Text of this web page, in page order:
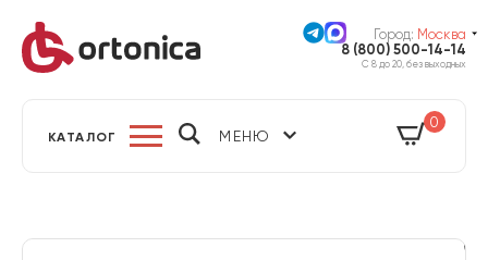
Город: Москва
8 (800) 500-14-14
С 8 до 20, без выходных
КАТАЛОГ МЕНЮ
0